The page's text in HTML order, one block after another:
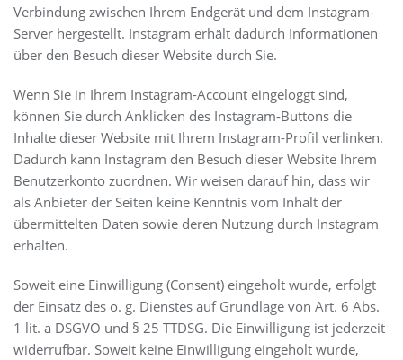
Verbindung zwischen Ihrem Endgerät und dem Instagram-
Server hergestellt. Instagram erhält dadurch Informationen
über den Besuch dieser Website durch Sie.
Wenn Sie in Ihrem Instagram-Account eingeloggt sind,
können Sie durch Anklicken des Instagram-Buttons die
Inhalte dieser Website mit Ihrem Instagram-Profil verlinken.
Dadurch kann Instagram den Besuch dieser Website Ihrem
Benutzerkonto zuordnen. Wir weisen darauf hin, dass wir
als Anbieter der Seiten keine Kenntnis vom Inhalt der
übermittelten Daten sowie deren Nutzung durch Instagram
erhalten.
Soweit eine Einwilligung (Consent) eingeholt wurde, erfolgt
der Einsatz des o. g. Dienstes auf Grundlage von Art. 6 Abs.
1 lit. a DSGVO und § 25 TTDSG. Die Einwilligung ist jederzeit
widerrufbar. Soweit keine Einwilligung eingeholt wurde,